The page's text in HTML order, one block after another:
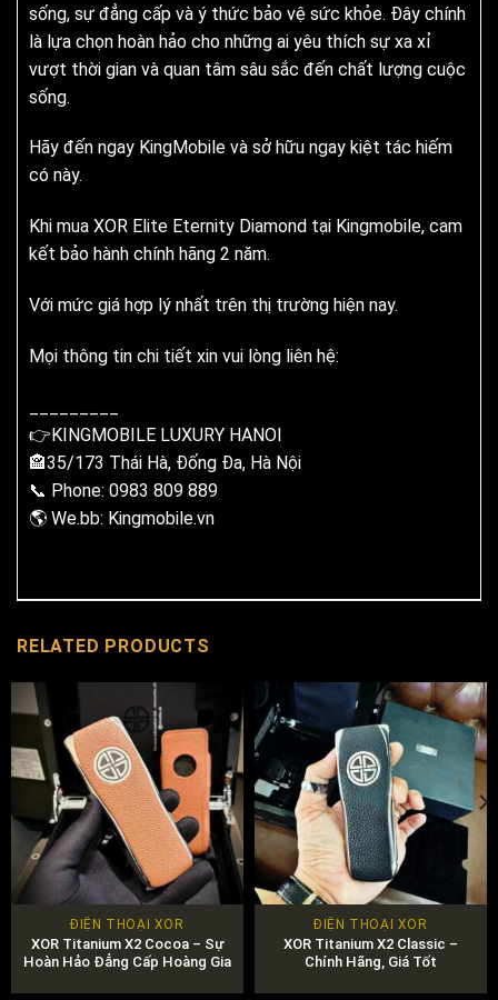
sống, sự đẳng cấp và ý thức bảo vệ sức khỏe. Đây chính
là lựa chọn hoàn hảo cho những ai yêu thích sự xa xỉ
vượt thời gian và quan tâm sâu sắc đến chất lượng cuộc
sống.
Hãy đến ngay KingMobile và sở hữu ngay kiệt tác hiếm
có này.
Khi mua XOR Elite Eternity Diamond tại Kingmobile, cam
kết bảo hành chính hãng 2 năm.
Với mức giá hợp lý nhất trên thị trường hiện nay.
Mọi thông tin chi tiết xin vui lòng liên hệ:
👉KINGMOBILE LUXURY HANOI
🏤35/173 Thái Hà, Đống Đa, Hà Nội
📞 Phone: 0983 809 889
🌎 We.bb: Kingmobile.vn
RELATED PRODUCTS
ĐIỆN THOẠI XOR
XOR Titanium X2 Cocoa – Sự
Hoàn Hảo Đẳng Cấp Hoàng Gia
ĐIỆN THOẠI XOR
XOR Titanium X2 Classic –
Chính Hãng, Giá Tốt